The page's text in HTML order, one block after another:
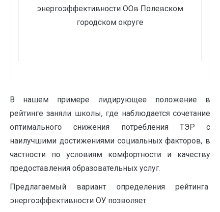
энергоэффективности ООв Полевском
городском округе
В нашем примере лидирующее положение в
рейтинге заняли школы, где наблюдается сочетание
оптимального снижения потребления ТЭР с
наилучшими достижениями социальных факторов, в
частности по условиям комфортности и качеству
предоставления образовательных услуг.
Предлагаемый вариант определения рейтинга
энергоэффективности ОУ позволяет: